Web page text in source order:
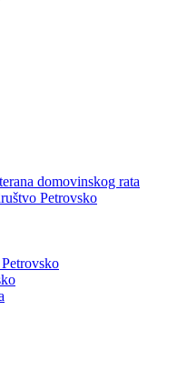
domovinskog rata
Petrovsko